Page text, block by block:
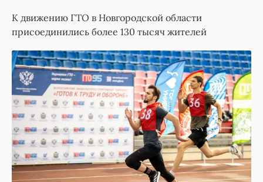
К движению ГТО в Новгородской области
присоединились более 130 тысяч жителей